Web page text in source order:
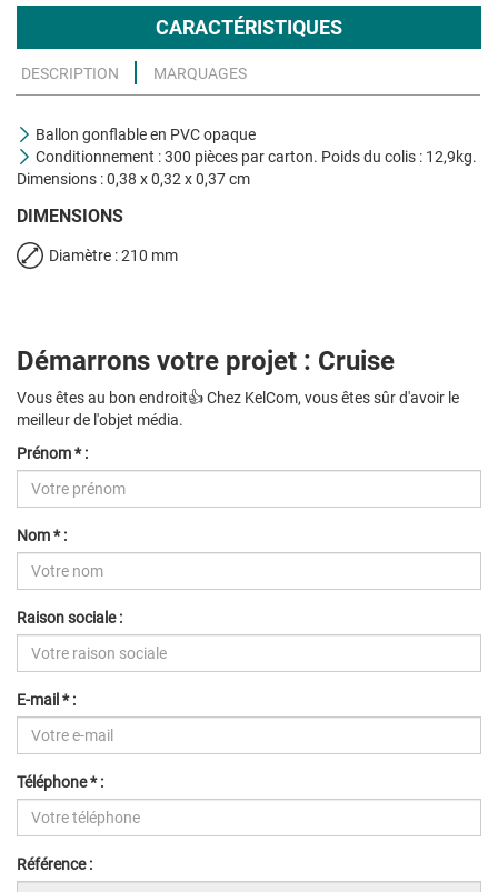
CARACTÉRISTIQUES
DESCRIPTION MARQUAGES
Ballon gonflable en PVC opaque
Conditionnement : 300 pièces par carton. Poids du colis : 12,9kg.
Dimensions : 0,38 x 0,32 x 0,37 cm
DIMENSIONS
Diamètre : 210 mm
Démarrons votre projet : Cruise
Vous êtes au bon endroit👍 Chez KelCom, vous êtes sûr d'avoir le
meilleur de l'objet média.
Prénom * :
Nom * :
Raison sociale :
E-mail * :
Téléphone * :
Référence :